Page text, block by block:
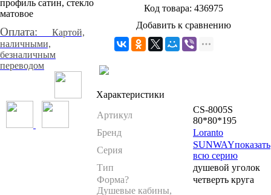
Оплата: Картой,
наличными,
безналичным
переводом
Код товара: 436975
Добавить к сравнению
Характеристики
Артикул
CS-8005S
80*80*195
Бренд
Loranto
Серия
SUNWAYпоказать
всю серию
Тип
душевой уголок
Форма?
Душевые кабины,
четверть круга